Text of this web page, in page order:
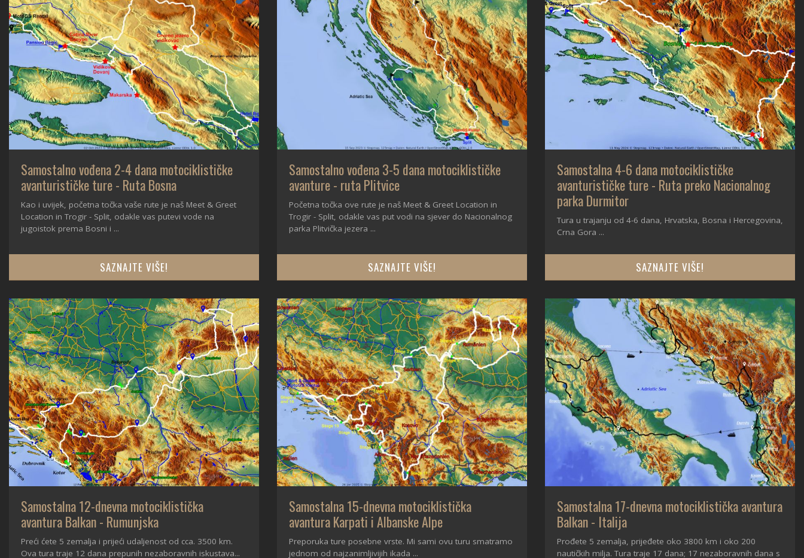
Samostalno vođena 2-4 dana motociklističke
avanturističke ture - Ruta Bosna
Kao i uvijek, početna točka vaše rute je naš Meet & Greet
Location in Trogir - Split, odakle vas putevi vode na
jugoistok prema Bosni i ...
SAZNAJTE VIŠE!
Samostalno vođena 3-5 dana motociklističke
avanture - ruta Plitvice
Početna točka ove rute je naš Meet & Greet Location in
Trogir - Split, odakle vas put vodi na sjever do Nacionalnog
parka Plitvička jezera ...
SAZNAJTE VIŠE!
Samostalna 4-6 dana motociklističke
avanturističke ture - Ruta preko Nacionalnog
parka Durmitor
Tura u trajanju od 4-6 dana, Hrvatska, Bosna i Hercegovina,
Crna Gora ...
SAZNAJTE VIŠE!
Samostalna 12-dnevna motociklistička
avantura Balkan - Rumunjska
Preći ćete 5 zemalja i prijeći udaljenost od cca. 3500 km.
Ova tura traje 12 dana prepunih nezaboravnih iskustava...
Samostalna 15-dnevna motociklistička
avantura Karpati i Albanske Alpe
Preporuka ture posebne vrste. Mi sami ovu turu smatramo
jednom od najzanimljivijih ikada ...
Samostalna 17-dnevna motociklistička avantura
Balkan - Italija
Prođete 5 zemalja, prijeđete oko 3800 km i oko 200
nautičkih milja. Tura traje 17 dana; 17 nezaboravnih dana s